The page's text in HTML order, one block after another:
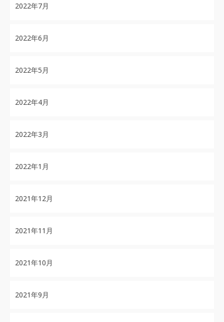
2022年7月
2022年6月
2022年5月
2022年4月
2022年3月
2022年1月
2021年12月
2021年11月
2021年10月
2021年9月